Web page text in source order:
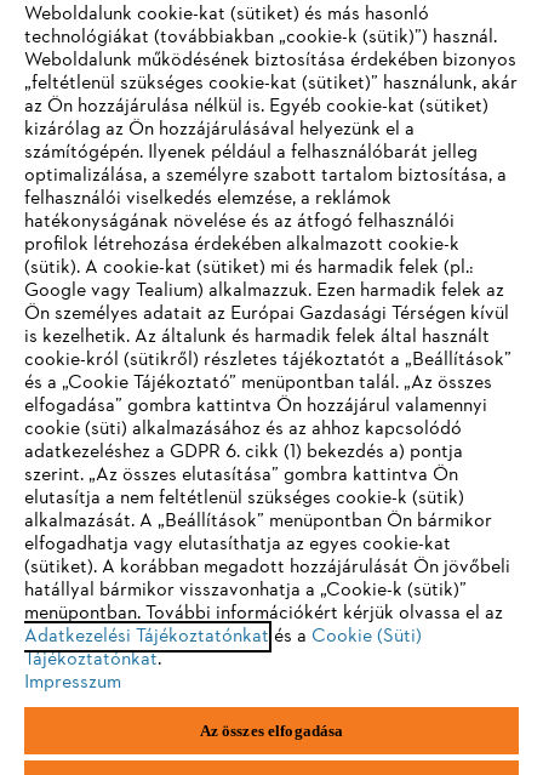
IHR BROWSER WIRD NICHT
UNTERSTÜTZT
Sie nutzen einen Browser, den wir noch nicht unterstützen. Für
eine optimale Nutzung unserer Seite empfehlen wir Ihnen, zu
einem der folgenden Browser zu wechseln:
Firefox Chrome
Weboldalunk cookie-kat (sütiket) és más hasonló
technológiákat (továbbiakban „cookie-k (sütik)”) használ.
Weboldalunk működésének biztosítása érdekében bizonyos
„feltétlenül szükséges cookie-kat (sütiket)” használunk, akár
az Ön hozzájárulása nélkül is. Egyéb cookie-kat (sütiket)
kizárólag az Ön hozzájárulásával helyezünk el a
számítógépén. Ilyenek például a felhasználóbarát jelleg
optimalizálása, a személyre szabott tartalom biztosítása, a
felhasználói viselkedés elemzése, a reklámok
hatékonyságának növelése és az átfogó felhasználói
profilok létrehozása érdekében alkalmazott cookie-k
(sütik). A cookie-kat (sütiket) mi és harmadik felek (pl.:
Google vagy Tealium) alkalmazzuk. Ezen harmadik felek az
Ön személyes adatait az Európai Gazdasági Térségen kívül
is kezelhetik. Az általunk és harmadik felek által használt
cookie-król (sütikről) részletes tájékoztatót a „Beállítások”
és a „Cookie Tájékoztató” menüpontban talál. „Az összes
elfogadása” gombra kattintva Ön hozzájárul valamennyi
cookie (süti) alkalmazásához és az ahhoz kapcsolódó
adatkezeléshez a GDPR 6. cikk (1) bekezdés a) pontja
szerint. „Az összes elutasítása” gombra kattintva Ön
elutasítja a nem feltétlenül szükséges cookie-k (sütik)
alkalmazását. A „Beállítások” menüpontban Ön bármikor
elfogadhatja vagy elutasíthatja az egyes cookie-kat
(sütiket). A korábban megadott hozzájárulását Ön jövőbeli
hatállyal bármikor visszavonhatja a „Cookie-k (sütik)”
menüpontban. További információkért kérjük olvassa el az
Adatkezelési Tájékoztatónkat és a Cookie (Süti)
Tájékoztatónkat.
Impresszum
Az összes elfogadása